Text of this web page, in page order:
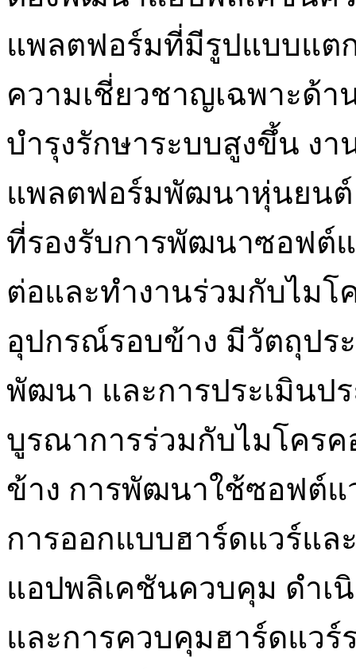
แพลตฟอร์มที่มีรูปแบบแต
ความเชี่ยวชาญเฉพาะด้
บำรุงรักษาระบบสูงขึ้น งา
แพลตฟอร์มพัฒนาหุ่นยนต์
ที่รองรับการพัฒนาซอฟต์
ต่อและทำงานร่วมกับไมโ
อุปกรณ์รอบข้าง มีวัตถุปร
พัฒนา และการประเมินป
บูรณาการร่วมกับไมโคร
ข้าง การพัฒนาใช้ซอฟต์แ
การออกแบบฮาร์ดแวร์แ
แอปพลิเคชันควบคุม ดำเ
และการควบคุมฮาร์ดแวร์